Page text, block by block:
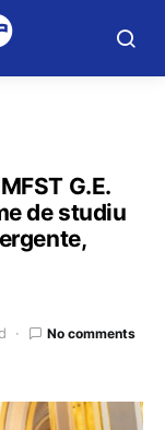
G.E.
de studiu
No comments